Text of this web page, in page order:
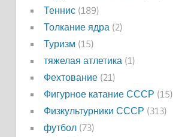
Теннис(189)
Толкание ядра (2)
Туризм (15)
тяжелая атлетика (1)
Фехтование(21)
Фигурное катание СССР (15)
Физкультурники СССР (313)
футбол(73)